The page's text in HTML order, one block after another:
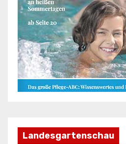
Landesgartenschau